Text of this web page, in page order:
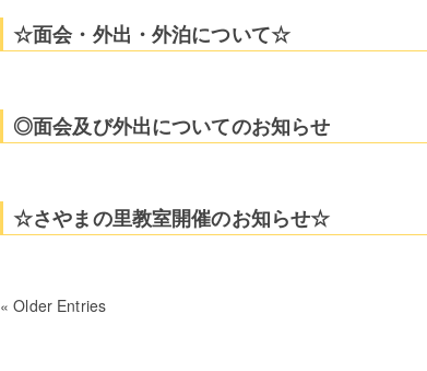
☆面会・外出・外泊について☆
◎面会及び外出についてのお知らせ
☆さやまの里教室開催のお知らせ☆
« Older Entries